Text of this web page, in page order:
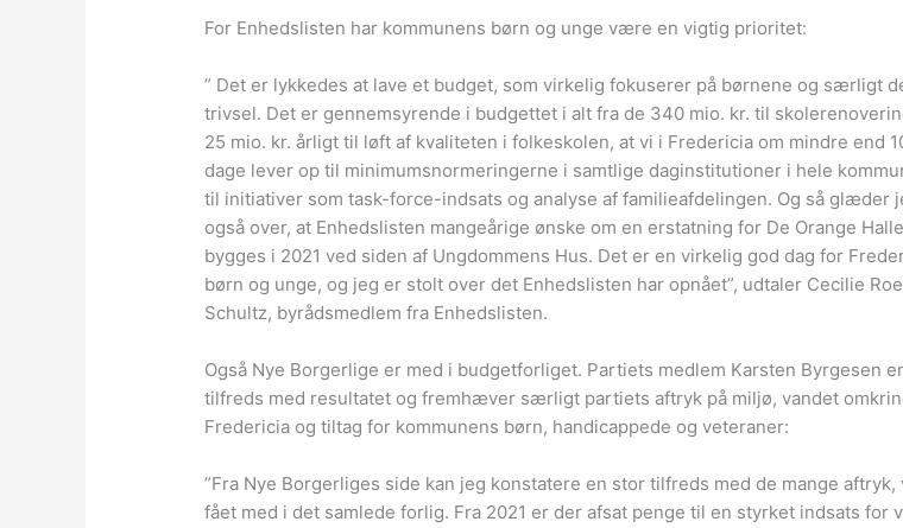
For Enhedslisten har kommunens børn og unge være en vigtig prioritet:
” Det er lykkedes at lave et budget, som virkelig fokuserer på børnene og særligt
trivsel. Det er gennemsyrende i budgettet i alt fra de 340 mio. kr. til
25 mio. kr. årligt til løft af kvaliteten i folkeskolen, at vi i Fredericia om mindre end
dage lever op til minimumsnormeringerne i samtlige daginstitutioner i hele
til initiativer som task-force-indsats og analyse af familieafdelingen. Og så glæder
også over, at Enhedslisten mangeårige ønske om en erstatning for De Orange
bygges i 2021 ved siden af Ungdommens Hus. Det er en virkelig god dag for
børn og unge, og jeg er stolt over det Enhedslisten har opnået”, udtaler Cecilie
Schultz, byrådsmedlem fra Enhedslisten.
Også Nye Borgerlige er med i budgetforliget. Partiets medlem Karsten Byrgesen
tilfreds med resultatet og fremhæver særligt partiets aftryk på miljø, vandet
Fredericia og tiltag for kommunens børn, handicappede og veteraner:
”Fra Nye Borgerliges side kan jeg konstatere en stor tilfreds med de mange aftryk,
fået med i det samlede forlig. Fra 2021 er der afsat penge til en styrket indsats for